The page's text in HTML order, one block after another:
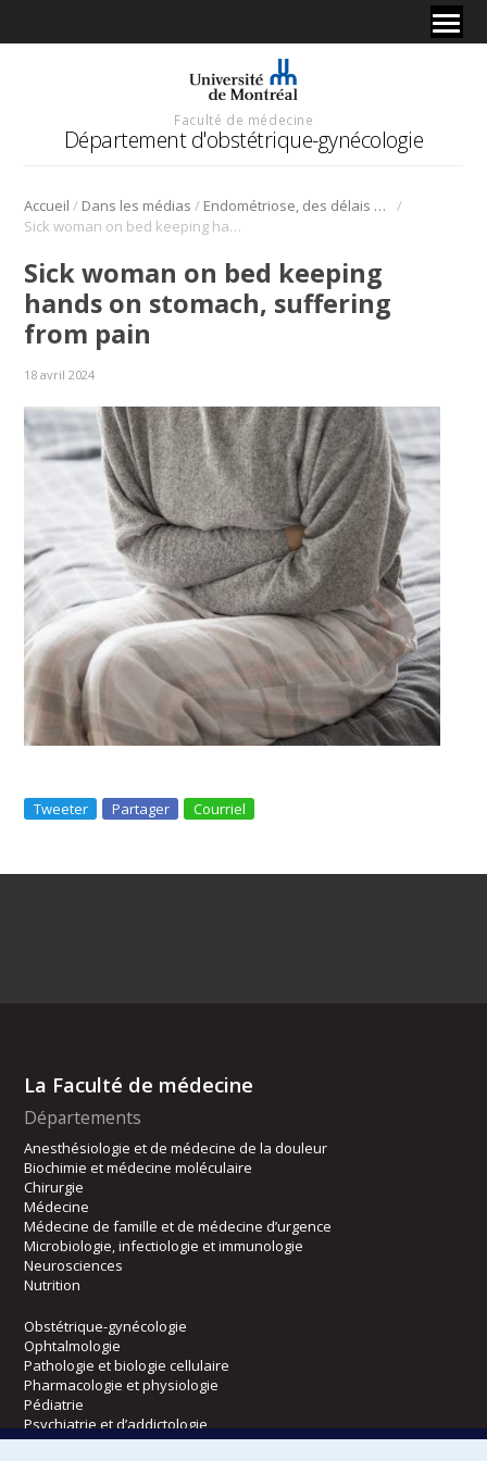
Faculté de médecine
Département d'obstétrique-gynécologie
Accueil / Dans les médias / Endométriose, des délais pour un diagnostic
/
Sick woman on bed keeping hands on stomach, suffering from pain
Sick woman on bed keeping
hands on stomach, suffering
from pain
18 avril 2024
Tweeter Partager Courriel
La Faculté de médecine
Départements
Anesthésiologie et de médecine de la douleur
Biochimie et médecine moléculaire
Chirurgie
Médecine
Médecine de famille et de médecine d’urgence
Microbiologie, infectiologie et immunologie
Neurosciences
Nutrition
Obstétrique-gynécologie
Ophtalmologie
Pathologie et biologie cellulaire
Pharmacologie et physiologie
Pédiatrie
Psychiatrie et d’addictologie
Radiologie, radio-oncologie et médecine nucléaire